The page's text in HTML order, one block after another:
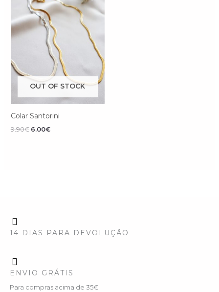
OUT OF STOCK
Colar Santorini
9.90€ 6.00€
14 DIAS PARA DEVOLUÇÃO
ENVIO GRÁTIS
Para compras acima de 35€